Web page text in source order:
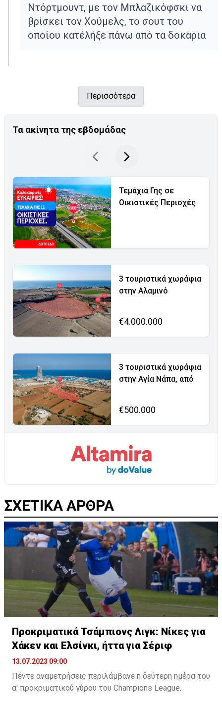
Ντόρτμουντ, με τον Μπλαζικόφσκι να
βρίσκει τον Χούμελς, το σουτ του
οποίου κατέλήξε πάνω από τα δοκάρια
Περισσότερα
Τα ακίνητα της εβδομάδας
Τεμάχια Γης σε
Οικιστικές Περιοχές
3 τουριστικά χωράφια
στην Αλαμινό
€4.000.000
3 τουριστικά χωράφια
στην Αγία Νάπα, από
€500.000
ΣΧΕΤΙΚΑ ΑΡΘΡΑ
Προκριματικά Τσάμπιονς Λιγκ: Nίκες για
Χάκεν και Ελσίνκι, ήττα για Σέριφ
13.07.2023 09:00
Πέντε αναμετρήσεις περιλάμβανε η δεύτερη ημέρα του
α' προκριματικού γύρου του Champions League.